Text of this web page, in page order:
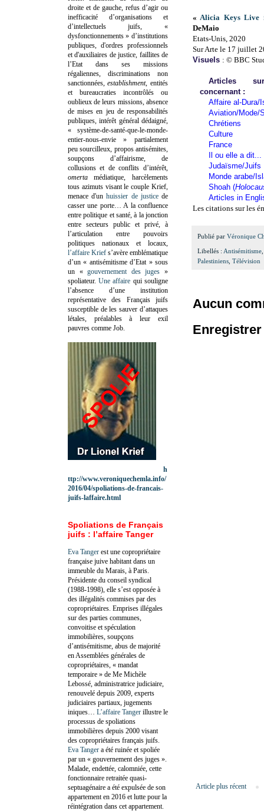
« Alicia Keys Live
DeMaio
Etats-Unis, 2020
Sur Arte le 17 juillet
Visuels : © BBC
Articles
concernant :
Affaire al-Dura/
Aviation/Mode/
Chrétiens
Culture
France
Il ou elle a dit...
Judaïsme/Juifs
Monde arabe/
Shoah (
Articles in
Les citations sur les
Publié par Véronique
Libellés : Antisémitisme
Palestiniens Télévision
Aucun
Article plus récent
droite et de gauche, refus d’agir ou
inefficacité d’organisations et
d’intellectuels juifs, «
dysfonctionnements » d’institutions
publiques, d'ordres professionnels
et d'auxiliaires de justice, faillites de
l’Etat dans ses missions
régaliennes, discriminations non
sanctionnées,establishment, entités
et bureaucraties incontrôlés ou
oublieux de leurs missions, absence
de mises en jeu de responsabilités
publiques, intérêt général dédaigné,
« système-de-santé-que-le-monde-
entier-nous-envie » partialement
peu sourcilleux, propos antisémites,
soupçons d’affairisme, de
collusions et de conflits d’intérêt,
omertamédiatique, harcèlements
tous azimuts visant le couple Krief,
menace d'unhuissier de justicede
casser une porte… A la confluence
entre politique et santé, à la jonction
entre secteurs public et privé, à
l’articulation entre pouvoirs
politiques nationaux et locaux,
l’affaire Krief s’avère emblématique
d’un « antisémitisme d’Etat » sous
un «gouvernement des juges »
spoliateur.Une affaire qui souligne
l’absence d’une institution
représentative des Français juifs
susceptible de les sauver d’attaques
létales, préalables à leur exil
pauvres comme Job.
h
ttp://www.veroniquechemla.info/
2016/04/spoliations-de-francais-
juifs-laffaire.html
Spoliations de Français
juifs : l’affaire Tanger
Eva Tanger est une copropriétaire
française juive habitant dans un
immeuble du Marais, à Paris.
Présidente du conseil syndical
(1988-1998), elle s’est opposée à
des illégalités commises par des
copropriétaires. Emprises illégales
sur des parties communes,
convoitise et spéculation
immobilières, soupçons
d’antisémitisme, abus de majorité
en Assemblées générales de
copropriétaires, « mandat
temporaire » de Me Michèle
Lebossé, administratrice judiciaire,
renouvelé depuis 2009, experts
judiciaires partiaux, jugements
iniques… L’affaire Tanger illustre le
processus de spoliations
immobilières depuis 2000 visant
des copropriétaires français juifs.
Eva Tanger a été ruinée et spoliée
par un « gouvernement des juges ».
Malade, endettée, calomniée, cette
fonctionnaire retraitée quasi-
septuagénaire a été expulsée de son
appartement en 2016 et lutte pour la
réintégration dans cet appartement.